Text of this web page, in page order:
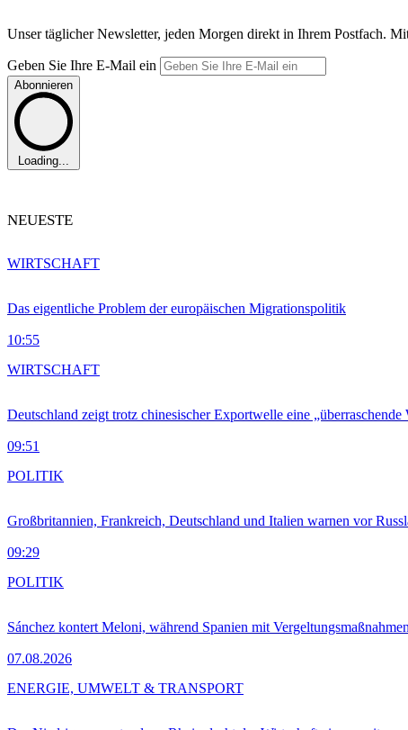
Unser täglicher Newsletter, jeden Morgen direkt in Ihrem Postfach.
Geben Sie Ihre E-Mail ein
Abonnieren
Loading...
NEUESTE
Das eigentliche Problem der europäischen Migrationspolitik
10:55
WIRTSCHAFT
Deutschland zeigt trotz chinesischer Exportwelle eine „überraschende
09:51
WIRTSCHAFT
Großbritannien, Frankreich, Deutschland und Italien warnen vor
09:29
POLITIK
Sánchez kontert Meloni, während Spanien mit
07.08.2026
POLITIK
ENERGIE, UMWELT & TRANSPORT